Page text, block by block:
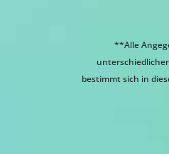
**Alle
bestimmt sich in